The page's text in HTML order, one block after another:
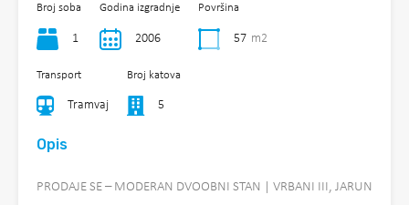
Broj soba
1
Godina izgradnje
2006
Površina
57 m2
Transport
Tramvaj
Broj katova
5
Opis
PRODAJE SE – MODERAN DVOOBNI STAN | VRBANI III, JARUN